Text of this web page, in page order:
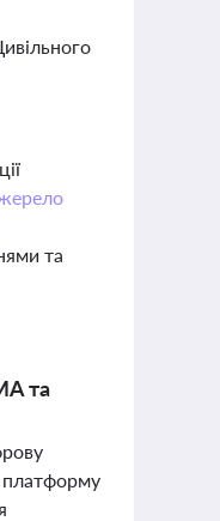
та
та
платформу